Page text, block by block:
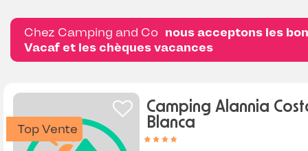
Chez Camping and Co nous acceptons les
Vacaf et les chèques vacances
Top Vente
Camping Alannia
Blanca